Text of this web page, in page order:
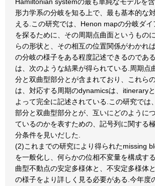
形力学系の分岐を知る上で、最も基本的な
える.この研究では、Henon mapの分岐ダイ
を探るために、その周期点曲面というもの
らの形状と、その相互の位置関係がわかれ
の分岐の様子をある程度記述できるのであ
は、次のような結果が得られている.周期点
分と双曲型部分とが含まれており、これら
は、対応する周期のdynamicsは、itinerary
よって完全に記述されている.この研究では
部分と双曲型部分とが、互いにどのように
ているのかを表すための、記号列に関する
分条件を見いだした.
(2)これまでの研究により得られたmissing
を一般化し、何らかの位相不変量を構成す
曲型不動点の安定多様体と、不安定多様体
の様子をより詳しく見る必要がある.今年度